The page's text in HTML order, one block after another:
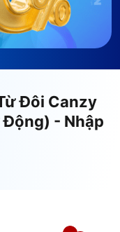
Đôi Canzy
Động) - Nhập